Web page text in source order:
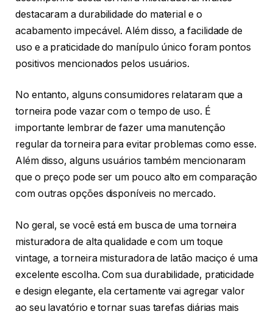
destacaram a durabilidade do material e o
acabamento impecável. Além disso, a facilidade de
uso e a praticidade do manípulo único foram pontos
positivos mencionados pelos usuários.
No entanto, alguns consumidores relataram que a
torneira pode vazar com o tempo de uso. É
importante lembrar de fazer uma manutenção
regular da torneira para evitar problemas como esse.
Além disso, alguns usuários também mencionaram
que o preço pode ser um pouco alto em comparação
com outras opções disponíveis no mercado.
No geral, se você está em busca de uma torneira
misturadora de alta qualidade e com um toque
vintage, a torneira misturadora de latão maciço é uma
excelente escolha. Com sua durabilidade, praticidade
e design elegante, ela certamente vai agregar valor
ao seu lavatório e tornar suas tarefas diárias mais